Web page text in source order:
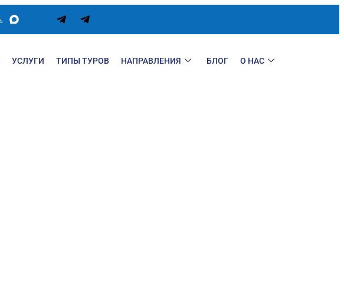
УСЛУГИ ТИПЫ ТУРОВ НАПРАВЛЕНИЯ БЛОГ О НАС